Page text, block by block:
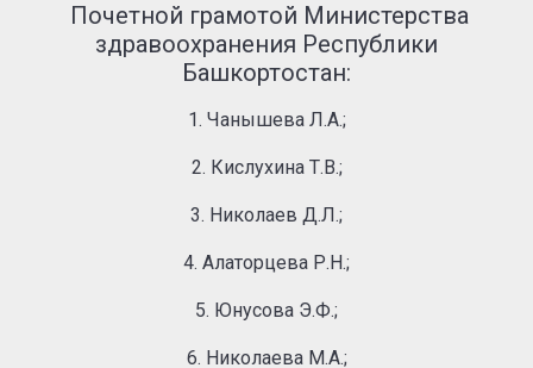
Почетной грамотой Министерства
здравоохранения Республики
Башкортостан:
1. Чанышева Л.А.;
2. Кислухина Т.В.;
3. Николаев Д.Л.;
4. Алаторцева Р.Н.;
5. Юнусова Э.Ф.;
6. Николаева М.А.;